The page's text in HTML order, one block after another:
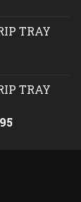
TRAY
TRAY
Prijsklasse: